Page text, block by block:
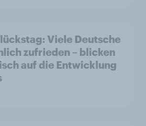
Viele Deutsche
zufrieden – blicken
auf die Entwicklung